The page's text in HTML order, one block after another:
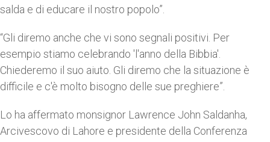
salda e di educare il nostro popolo”.
“Gli diremo anche che vi sono segnali positivi. Per
esempio stiamo celebrando 'l'anno della Bibbia'.
Chiederemo il suo aiuto. Gli diremo che la situazione è
difficile e c'è molto bisogno delle sue preghiere”.
Lo ha affermato monsignor Lawrence John Saldanha,
Arcivescovo di Lahore e presidente della Conferenza